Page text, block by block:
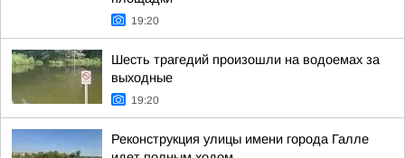
19:20
Шесть трагедий произошли на водоемах за
выходные
19:20
Реконструкция улицы имени города Галле